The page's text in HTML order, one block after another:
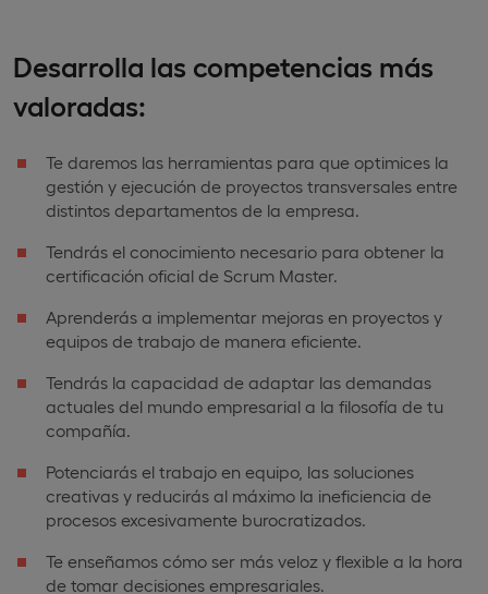
Desarrolla las competencias más
valoradas:
Te daremos las herramientas para que optimices la
gestión y ejecución de proyectos transversales entre
distintos departamentos de la empresa.
Tendrás el conocimiento necesario para obtener la
certificación oficial de Scrum Master.
Aprenderás a implementar mejoras en proyectos y
equipos de trabajo de manera eficiente.
Tendrás la capacidad de adaptar las demandas
actuales del mundo empresarial a la filosofía de tu
compañía.
Potenciarás el trabajo en equipo, las soluciones
creativas y reducirás al máximo la ineficiencia de
procesos excesivamente burocratizados.
Te enseñamos cómo ser más veloz y flexible a la hora
de tomar decisiones empresariales.